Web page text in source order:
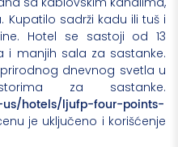
sadrži kadu ili tuš i
Hotel se sastoji od 13
i manjih sala za sastanke.
dnevnog svetla u
za sastanke.
hotels/ljufp-four-points-
je uključeno i korišćenje